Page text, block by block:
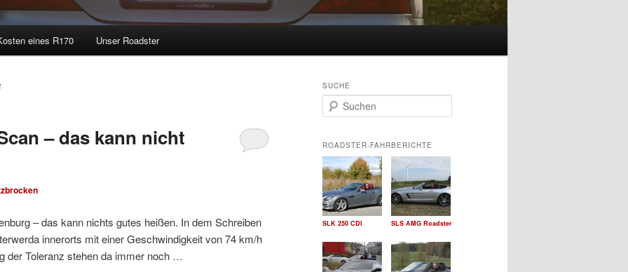
eines R170 Unser Roadster
– das kann nicht
– das kann nichts gutes heißen. In dem Schreiben
innerorts mit einer Geschwindigkeit von 74 km/h
der Toleranz stehen da immer noch …
SUCHE
u
h
e
n
ROADSTER-FAHRBERICHTE
SLK 250 CDI SLS AMG Roadster